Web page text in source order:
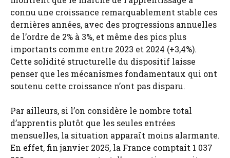
connu une croissance remarquablement stable ces
dernières années, avec des progressions annuelles
de l’ordre de 2% à 3%, et même des pics plus
importants comme entre 2023 et 2024 (+3,4%).
Cette solidité structurelle du dispositif laisse
penser que les mécanismes fondamentaux qui ont
soutenu cette croissance n’ont pas disparu.
Par ailleurs, si l’on considère le nombre total
d’apprentis plutôt que les seules entrées
mensuelles, la situation apparaît moins alarmante.
En effet, fin janvier 2025, la France comptait 1 037